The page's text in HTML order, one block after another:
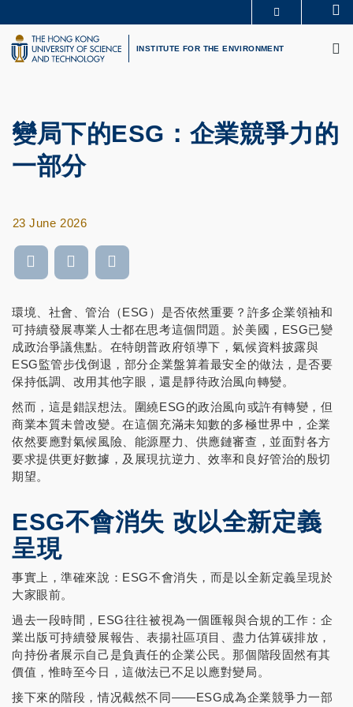
to
main
content
UNIVERSITY NEWS
LIFE@HKUST
LIBRARY
INSTITUTE FOR THE ENVIRONMENT
變局下的ESG：企業競爭力的
一部分
23 June 2026
環境、社會、管治（ESG）是否依然重要？許多企業領袖和
可持續發展專業人士都在思考這個問題。於美國，ESG已變
成政治爭議焦點。在特朗普政府領導下，氣候資料披露與
ESG監管步伐倒退，部分企業盤算着最安全的做法，是否要
保持低調、改用其他字眼，還是靜待政治風向轉變。
然而，這是錯誤想法。圍繞ESG的政治風向或許有轉變，但
商業本質未曾改變。在這個充滿未知數的多極世界中，企業
依然要應對氣候風險、能源壓力、供應鏈審查，並面對各方
要求提供更好數據，及展現抗逆力、效率和良好管治的殷切
期望。
ESG不會消失 改以全新定義
呈現
事實上，準確來說：ESG不會消失，而是以全新定義呈現於
大家眼前。
過去一段時間，ESG往往被視為一個匯報與合規的工作：企
業出版可持續發展報告、表揚社區項目、盡力估算碳排放，
向持份者展示自己是負責任的企業公民。那個階段固然有其
價值，惟時至今日，這做法已不足以應對變局。
接下來的階段，情况截然不同——ESG成為企業競爭力一部